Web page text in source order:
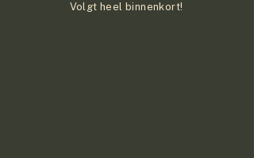
Volgt heel binnenkort!